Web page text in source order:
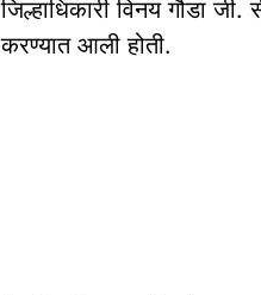
जिल्हाधिकारी विनय गौडा
करण्यात आली होती.